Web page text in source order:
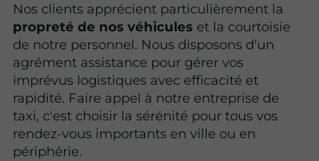
Nos clients apprécient particulièrement la
propreté de nos véhicules et la courtoisie
de notre personnel. Nous disposons d'un
agrément assistance pour gérer vos
imprévus logistiques avec efficacité et
rapidité. Faire appel à notre entreprise de
taxi, c'est choisir la sérénité pour tous vos
rendez-vous importants en ville ou en
périphérie.